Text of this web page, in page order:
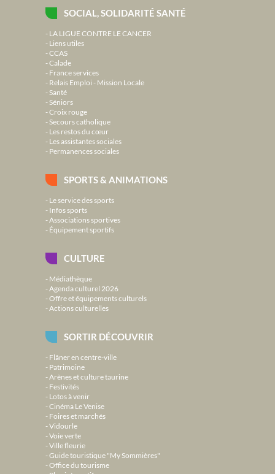
SOCIAL, SOLIDARITÉ SANTÉ
LA LIGUE CONTRE LE CANCER
Liens utiles
CCAS
Calade
France services
Relais Emploi - Mission Locale
Santé
Séniors
Croix rouge
Secours catholique
Les restos du cœur
Les assistantes sociales
Permanences sociales
SPORTS & ANIMATIONS
Le service des sports
Infos sports
Associations sportives
Équipement sportifs
CULTURE
Médiathèque
Agenda culturel 2026
Offre et équipements culturels
Actions culturelles
SORTIR DÉCOUVRIR
Flâner en centre-ville
Patrimoine
Arènes et culture taurine
Festivités
Lotos à venir
Cinéma Le Venise
Foires et marchés
Vidourle
Voie verte
Ville fleurie
Guide touristique "My Sommières"
Office du tourisme